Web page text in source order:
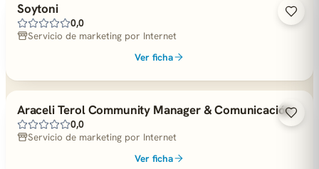
Soytoni
0,0
Servicio de marketing por Internet
Ver ficha
Araceli Terol Community Manager & Comunicación
0,0
Servicio de marketing por Internet
Ver ficha